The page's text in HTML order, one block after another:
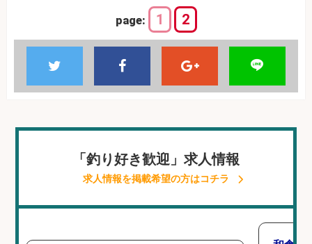
page: 1 2
「釣り好き歓迎」求人情報
求人情報を掲載希望の方はコチラ